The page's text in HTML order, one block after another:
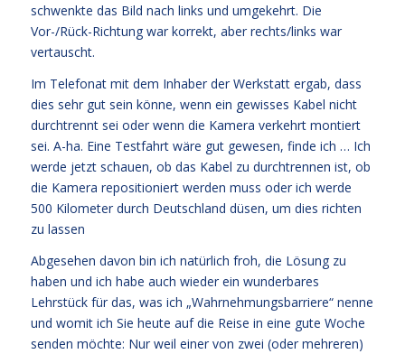
schwenkte das Bild nach links und umgekehrt. Die
Vor-/Rück-Richtung war korrekt, aber rechts/links war
vertauscht.
Im Telefonat mit dem Inhaber der Werkstatt ergab, dass
dies sehr gut sein könne, wenn ein gewisses Kabel nicht
durchtrennt sei oder wenn die Kamera verkehrt montiert
sei. A-ha. Eine Testfahrt wäre gut gewesen, finde ich … Ich
werde jetzt schauen, ob das Kabel zu durchtrennen ist, ob
die Kamera repositioniert werden muss oder ich werde
500 Kilometer durch Deutschland düsen, um dies richten
zu lassen
Abgesehen davon bin ich natürlich froh, die Lösung zu
haben und ich habe auch wieder ein wunderbares
Lehrstück für das, was ich „Wahrnehmungsbarriere“ nenne
und womit ich Sie heute auf die Reise in eine gute Woche
senden möchte: Nur weil einer von zwei (oder mehreren)